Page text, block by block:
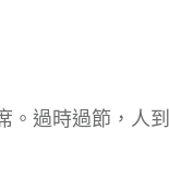
。過時過節，人到